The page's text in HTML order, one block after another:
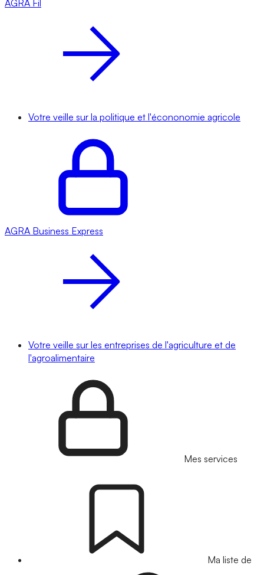
AGRA Fil
Votre veille sur la politique et l'écononomie agricole
AGRA Business Express
Votre veille sur les entreprises de l'agriculture et de
l'agroalimentaire
Mes services
Ma liste de